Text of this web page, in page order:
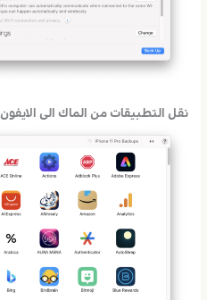
نقل التطبيقات من الماك الى الايفون